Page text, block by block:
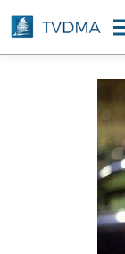
Aller
au
contenu